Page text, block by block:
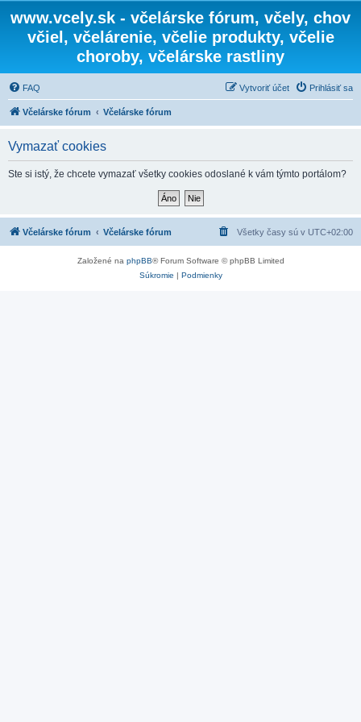
www.vcely.sk - včelárske fórum, včely, chov
včiel, včelárenie, včelie produkty, včelie
choroby, včelárske rastliny
FAQ Prihlásiť sa
Vytvoriť účet
Včelárske fórum Včelárske fórum
Vymazať cookies
Ste si istý, že chcete vymazať všetky cookies odoslané k vám týmto portálom?
Včelárske fórum Včelárske fórum Všetky časy sú v UTC+02:00
Založené na phpBB® Forum Software © phpBB Limited
Súkromie | Podmienky